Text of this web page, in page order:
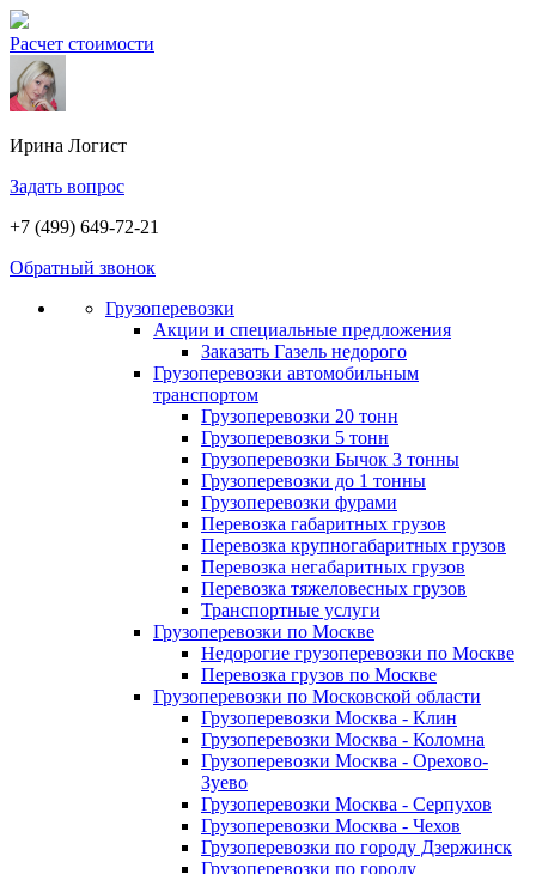
Расчет стоимости
Ирина Логист
Задать вопрос
+7 (499) 649-72-21
Обратный звонок
Грузоперевозки
Акции и специальные предложения
Заказать Газель недорого
Грузоперевозки автомобильным
транспортом
Грузоперевозки 20 тонн
Грузоперевозки 5 тонн
Грузоперевозки Бычок 3 тонны
Грузоперевозки до 1 тонны
Грузоперевозки фурами
Перевозка габаритных грузов
Перевозка крупногабаритных грузов
Перевозка негабаритных грузов
Перевозка тяжеловесных грузов
Транспортные услуги
Грузоперевозки по Москве
Недорогие грузоперевозки по Москве
Перевозка грузов по Москве
Грузоперевозки по Московской области
Грузоперевозки Москва - Клин
Грузоперевозки Москва - Коломна
Грузоперевозки Москва - Орехово-
Зуево
Грузоперевозки Москва - Серпухов
Грузоперевозки Москва - Чехов
Грузоперевозки по городу Дзержинск
Грузоперевозки по городу